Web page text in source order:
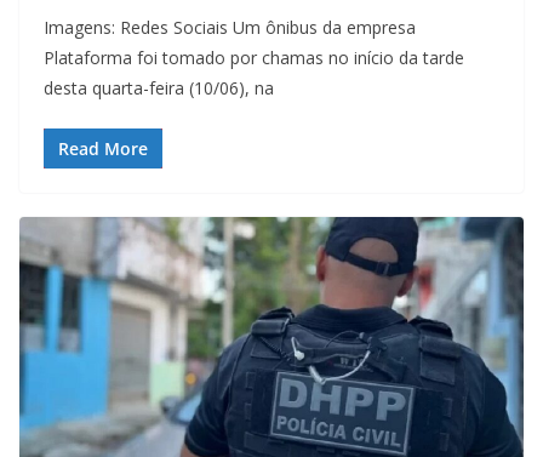
Imagens: Redes Sociais Um ônibus da empresa
Plataforma foi tomado por chamas no início da tarde
desta quarta-feira (10/06), na
Read More